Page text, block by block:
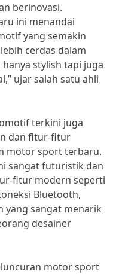
berinovasi.
ini menandai
yang semakin
cerdas dalam
stylish tapi juga
ujar salah satu ahli
terkini juga
dan fitur-fitur
motor sport terbaru.
sangat futuristik dan
fitur modern seperti
Bluetooth,
yang sangat menarik
desainer
motor sport